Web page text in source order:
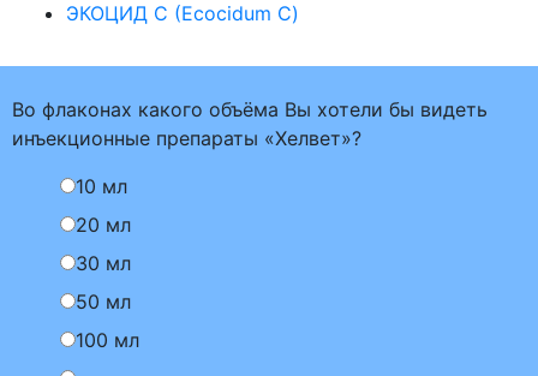
ЭКОЦИД С (Ecocidum C)
Во флаконах какого объёма Вы хотели бы видеть
инъекционные препараты «Хелвет»?
10 мл
20 мл
30 мл
50 мл
100 мл